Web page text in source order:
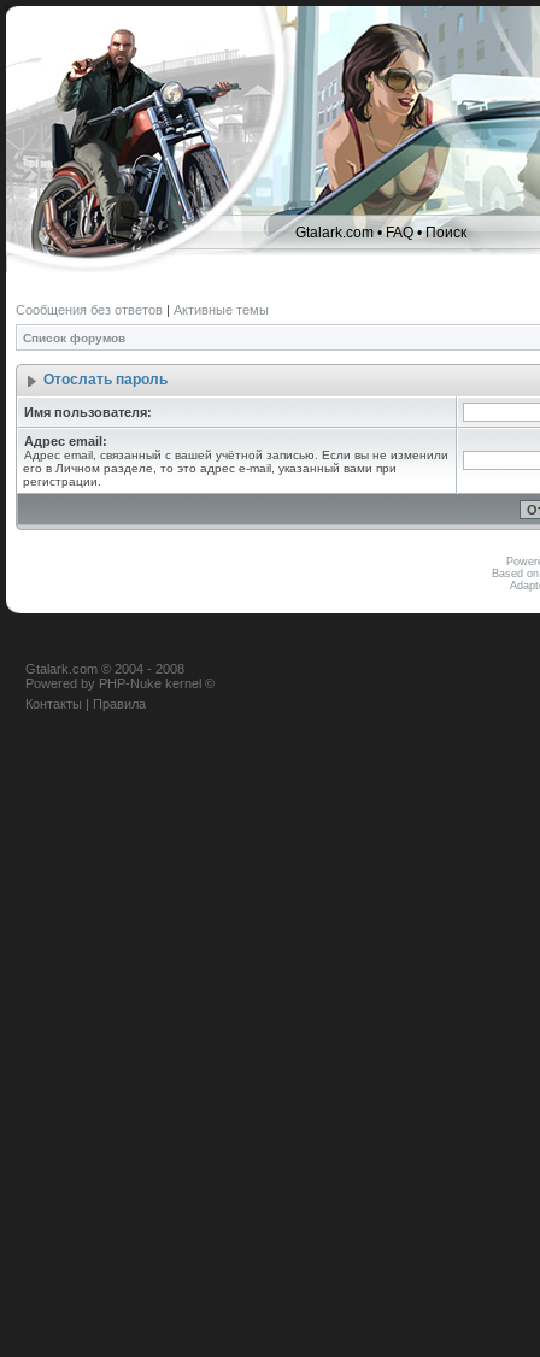
Gtalark.com •FAQ•Поиск
Сообщения без ответов | Активные темы
Список форумов
Отослать пароль
Имя пользователя:
Адрес email:
Адрес email, связанный с вашей учётной записью. Если вы не изменили
его в Личном разделе, то это адрес e-mail, указанный вами при
регистрации.
Based
Gtalark.com © 2004 - 2008
Powered by PHP-Nuke kernel ©
Контакты | Правила